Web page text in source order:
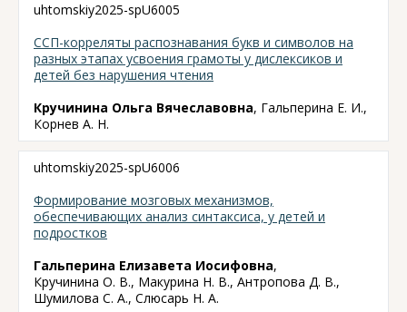
uhtomskiy2025-spU6005
ССП-корреляты распознавания букв и символов на
разных этапах усвоения грамоты у дислексиков и
детей без нарушения чтения
Кручинина Ольга Вячеславовна, Гальперина Е. И.,
Корнев А. Н.
uhtomskiy2025-spU6006
Формирование мозговых механизмов,
обеспечивающих анализ синтаксиса, у детей и
подростков
Гальперина Елизавета Иосифовна,
Кручинина О. В., Макурина Н. В., Антропова Д. В.,
Шумилова С. А., Слюсарь Н. А.